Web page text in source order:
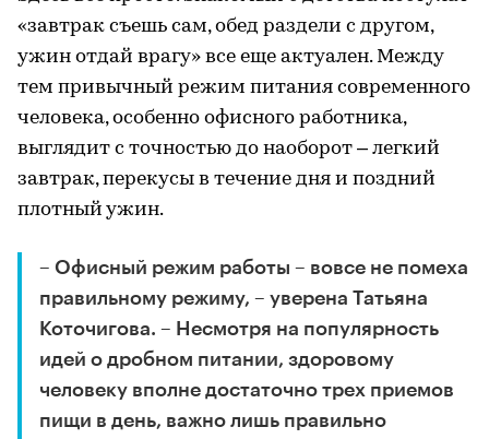
«завтрак съешь сам, обед раздели с другом,
ужин отдай врагу» все еще актуален. Между
тем привычный режим питания современного
человека, особенно офисного работника,
выглядит с точностью до наоборот – легкий
завтрак, перекусы в течение дня и поздний
плотный ужин.
– Офисный режим работы – вовсе не помеха
правильному режиму, – уверена Татьяна
Коточигова. – Несмотря на популярность
идей о дробном питании, здоровому
человеку вполне достаточно трех приемов
пищи в день, важно лишь правильно